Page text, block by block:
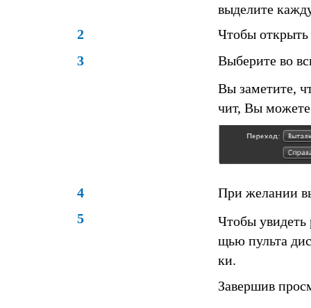
выделите
2
Чтобы
3
Выберите во
Вы заметите,
чит, Вы можете
4
При желании
5
Чтобы увидеть
щью пульта
ки.
Завершив